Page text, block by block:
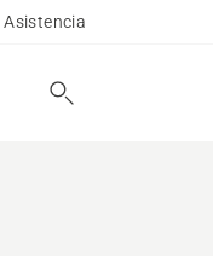
Asistencia